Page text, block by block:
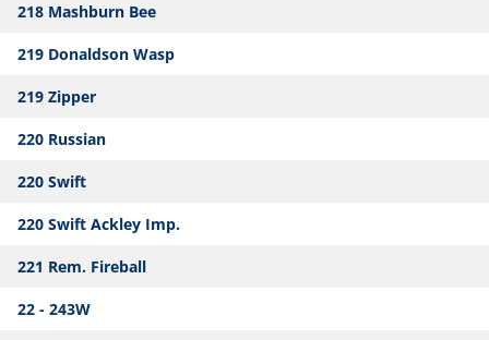
ЗАЛ СЛАВЫ
218 Mashburn Bee
219 Donaldson Wasp
219 Zipper
220 Russian
220 Swift
220 Swift Ackley Imp.
221 Rem. Fireball
22 - 243W